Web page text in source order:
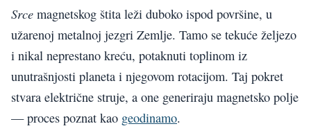
Srce magnetskog štita leži duboko ispod površine, u
užarenoj metalnoj jezgri Zemlje. Tamo se tekuće željezo
i nikal neprestano kreću, potaknuti toplinom iz
unutrašnjosti planeta i njegovom rotacijom. Taj pokret
stvara električne struje, a one generiraju magnetsko polje
— proces poznat kao geodinamo.